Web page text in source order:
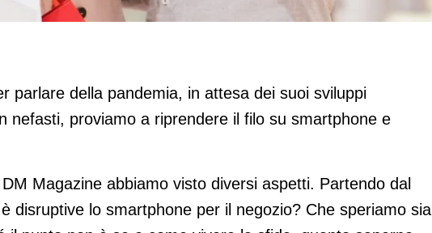
(parte 8a)
parlare della pandemia, in attesa dei suoi sviluppi
nefasti, proviamo a riprendere il filo su smartphone e
Magazine abbiamo visto diversi aspetti. Partendo dal
disruptive lo smartphone per il negozio? Che speriamo sia